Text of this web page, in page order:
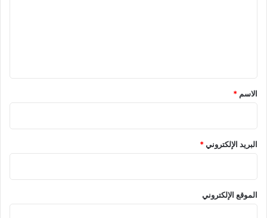
*
الاسم *
البريد الإلكتروني*
الموقع الإلكتروني